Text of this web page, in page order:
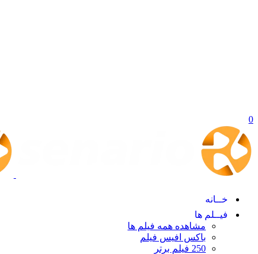
0
خــانه
فیــلم ها
مشاهده همه فیلم ها
باکس افیس فیلم
250 فیلم برتر